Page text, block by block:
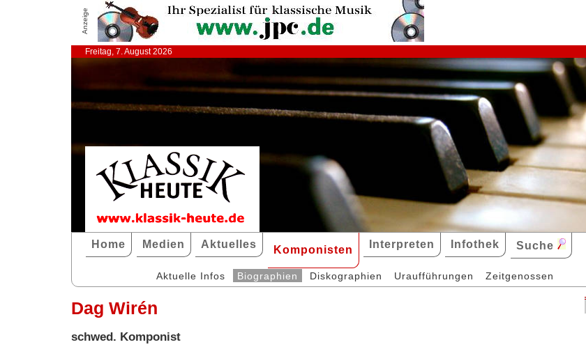
Anzeige
Freitag, 7. August 2026
Home Medien Aktuelles Komponisten Interpreten Infothek Suche
Aktuelle Infos Biographien Diskographien Uraufführungen Zeitgenossen
Dag Wirén
schwed. Komponist